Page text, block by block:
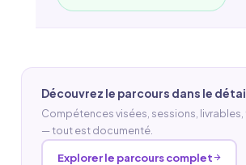
Découvrez le parcours dans le
Compétences visées, sessions,
— tout est documenté.
Explorer le parcours complet